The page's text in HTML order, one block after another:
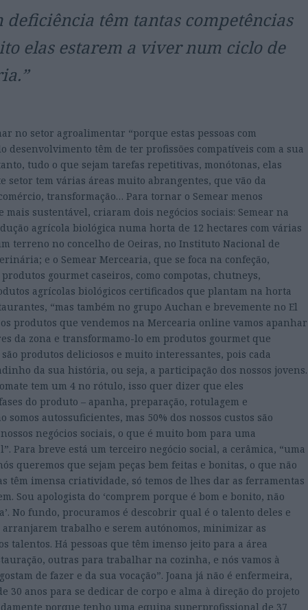
deficiência têm tantas competências
elas estarem a viver num ciclo de
no setor agroalimentar “porque estas pessoas com
desenvolvimento têm de ter profissões compatíveis com a sua
tudo o que sejam tarefas repetitivas, monótonas, elas
setor tem várias áreas muito abrangentes, que vão da
transformação… Para tornar o Semear menos
mais sustentável, criaram dois negócios sociais: Semear na
agrícola biológica numa horta de 12 hectares com várias
terreno no concelho de Oeiras, no Instituto Nacional de
e o Semear Mercearia, que se foca na confeção,
gourmet caseiros, como compotas, chutneys,
agrícolas biológicos certificados que plantam na horta
“mas também no grupo Auchan e brevemente no El
produtos que vendemos na Mercearia online vamos apanhar
da zona e transformamo-lo em produtos gourmet que
produtos deliciosos e muito interessantes, pois cada
da sua história, ou seja, a participação dos nossos jovens.
tem um 4 no rótulo, isso quer dizer que eles
do produto – apanha, preparação, rotulagem e
somos autossuficientes, mas 50% dos nossos custos são
negócios sociais, o que é muito bom para uma
Para breve está um terceiro negócio social, a cerâmica, “uma
queremos que sejam peças bem feitas e bonitas, o que não
têm imensa criatividade, só temos de lhes dar as ferramentas
Sou apologista do ‘comprem porque é bom e bonito, não
No fundo, procuramos é descobrir qual é o talento deles e
trabalho e serem autónomos, minimizar as
talentos. Há pessoas que têm imenso jeito para a área
outras para trabalhar na cozinha, e nós vamos à
de fazer e da sua vocação”. Joana já não é enfermeira,
30 anos para se dedicar de corpo e alma à direção do projeto
porque tenho uma equipa superprofissional de 37